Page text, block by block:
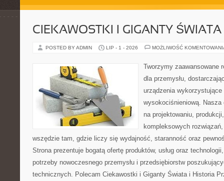
CIEKAWOSTKI I GIGANTY ŚWIATA
POSTED BY ADMIN LIP - 1 - 2026 MOŻLIWOŚĆ
Tworzymy zaawansowane
dla przemysłu,
urządzenia wykorzystujące
wysokociśnieniową. Nasza
na projektowaniu,
kompleksowych
wszędzie tam, gdzie liczy się wydajność, staranność oraz
Strona prezentuje bogatą ofertę produktów, usług oraz
potrzeby nowoczesnego przemysłu i przedsiębiorstw
technicznych. Polecam Ciekawostki i Giganty Świata i Historia